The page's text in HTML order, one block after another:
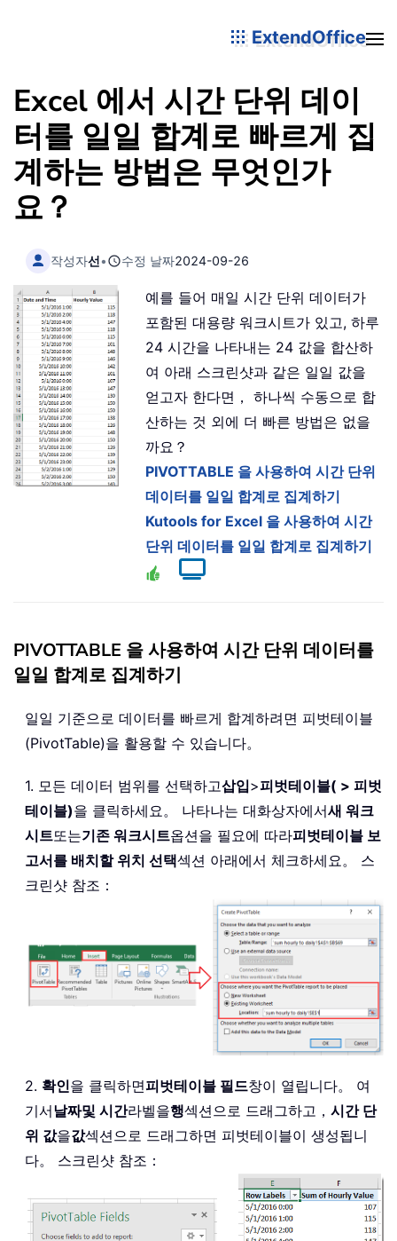
ExtendOffice
Excel 에서 시간 단위 데이
터를 일일 합계로 빠르게 집
계하는 방법은 무엇인가
요？
작성자선• 수정 날짜2024-09-26
예를 들어 매일 시간 단위 데이터가
포함된 대용량 워크시트가 있고, 하루
24 시간을 나타내는 24 값을 합산하
여 아래 스크린샷과 같은 일일 값을
얻고자 한다면， 하나씩 수동으로 합
산하는 것 외에 더 빠른 방법은 없을
까요？
PIVOTTABLE 을 사용하여 시간 단위
데이터를 일일 합계로 집계하기
Kutools for Excel 을 사용하여 시간
단위 데이터를 일일 합계로 집계하기
PIVOTTABLE 을 사용하여 시간 단위 데이터를
일일 합계로 집계하기
일일 기준으로 데이터를 빠르게 합계하려면 피벗테이블
(PivotTable)을 활용할 수 있습니다。
1. 모든 데이터 범위를 선택하고삽입>피벗테이블( > 피벗
테이블)을 클릭하세요。 나타나는 대화상자에서새 워크
시트또는기존 워크시트옵션을 필요에 따라피벗테이블 보
고서를 배치할 위치 선택섹션 아래에서 체크하세요。 스
크린샷 참조：
2. 확인을 클릭하면피벗테이블 필드창이 열립니다。 여
기서날짜및 시간라벨을행섹션으로 드래그하고， 시간 단
위 값을값섹션으로 드래그하면 피벗테이블이 생성됩니
다。 스크린샷 참조：